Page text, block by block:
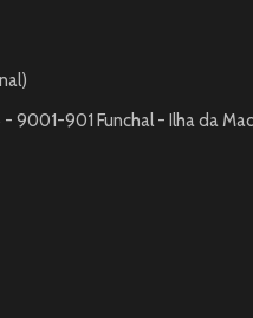
- 9001-901 Funchal - Ilha da